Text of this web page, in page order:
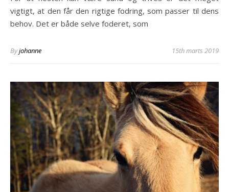
vigtigt, at den får den rigtige fodring, som passer til dens
behov. Det er både selve foderet, som
Byjohanne 15th marts 2019